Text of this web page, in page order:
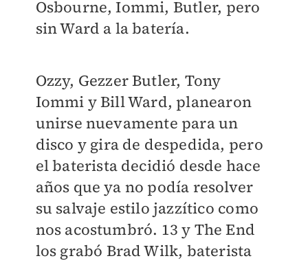
Osbourne, Iommi, Butler, pero
sin Ward a la batería.
Ozzy, Gezzer Butler, Tony
Iommi y Bill Ward, planearon
unirse nuevamente para un
disco y gira de despedida, pero
el baterista decidió desde hace
años que ya no podía resolver
su salvaje estilo jazzítico como
nos acostumbró. 13 y The End
los grabó Brad Wilk, baterista